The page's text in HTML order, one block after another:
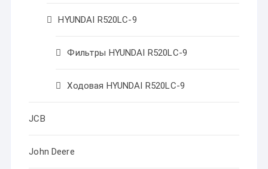
HYUNDAI R520LC-9
Фильтры HYUNDAI R520LC-9
Ходовая HYUNDAI R520LC-9
JCB
John Deere